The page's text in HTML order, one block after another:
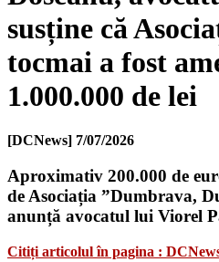
susține că
tocmai a fost
1.000.000 de lei
[DCNews] 7/07/2026
Aproximativ 200.000 de
de Asociația ”Dumbrava,
anunță avocatul lui Viorel
Citiți articolul în pagina :